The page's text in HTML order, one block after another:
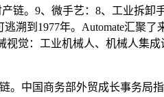
。9、微手艺：8、工业拆卸
到1977年。Automate汇聚了
觉：工业机械人、机械人集
中国商务部外贸成长事务局